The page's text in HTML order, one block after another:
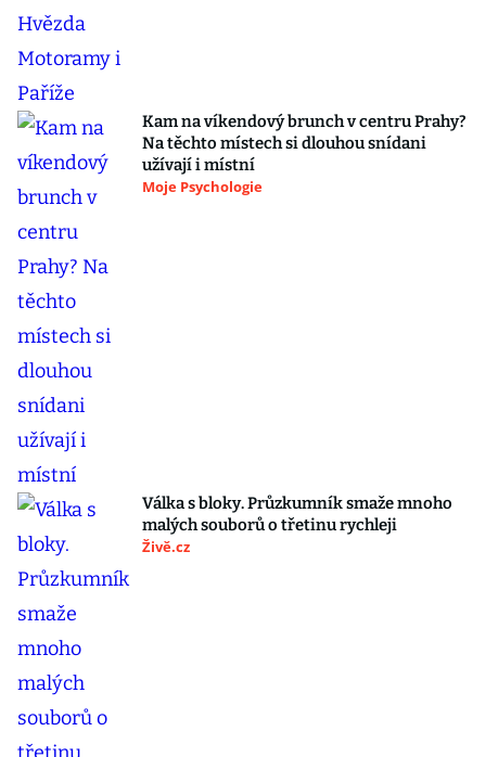
Kam na víkendový brunch v centru Prahy?
Na těchto místech si dlouhou snídani
užívají i místní
Moje Psychologie
Válka s bloky. Průzkumník smaže mnoho
malých souborů o třetinu rychleji
Živě.cz